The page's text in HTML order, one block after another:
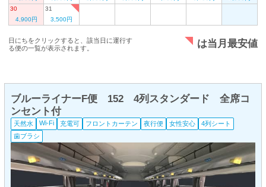
30
4,900円
31
3,500円
日にちをクリックすると、該当日に運行す
る便の一覧が表示されます。
は当月最安値
ブルーライナーF便 152 4列スタンダード 全席コ
ンセント付
天然水 Wi-Fi 充電可 フロントカーテン 夜行便 女性安心
4列シート
歯ブラシ